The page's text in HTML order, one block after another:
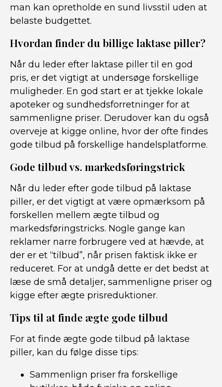
man kan opretholde en sund livsstil uden at
belaste budgettet.
Hvordan finder du billige laktase piller?
Når du leder efter laktase piller til en god
pris, er det vigtigt at undersøge forskellige
muligheder. En god start er at tjekke lokale
apoteker og sundhedsforretninger for at
sammenligne priser. Derudover kan du også
overveje at kigge online, hvor der ofte findes
gode tilbud på forskellige handelsplatforme.
Gode tilbud vs. markedsføringstrick
Når du leder efter gode tilbud på laktase
piller, er det vigtigt at være opmærksom på
forskellen mellem ægte tilbud og
markedsføringstricks. Nogle gange kan
reklamer narre forbrugere ved at hævde, at
der er et “tilbud”, når prisen faktisk ikke er
reduceret. For at undgå dette er det bedst at
læse de små detaljer, sammenligne priser og
kigge efter ægte prisreduktioner.
Tips til at finde ægte gode tilbud
For at finde ægte gode tilbud på laktase
piller, kan du følge disse tips:
Sammenlign priser fra forskellige